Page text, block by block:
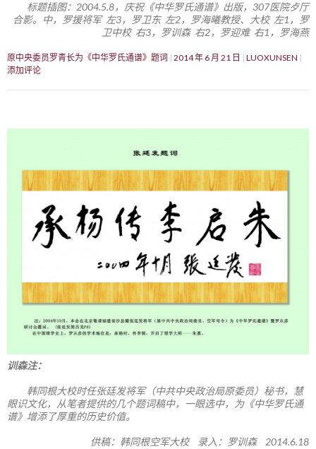
标题插图：2004.5.8，庆祝《中华罗氏通谱》出版，307医院歺厅
合影。中，罗援将军 左3，罗卫东 左2，罗海曦教授、大校 左1，罗
卫中校 右3，罗训森 右2，罗迎难 右1，罗海燕
原中央委员罗青长为《中华罗氏通谱》题词 2014 年 6 月 21 日
LUOXUNSEN
添加评论
训森注：
韩同根大校时任张廷发将军（中共中央政治局原委员）秘书，慧
眼识文化，从笔者提供的几个题词稿中，一眼选中，为《中华罗氏通
谱》增添了厚重的历史价值。
供稿：韩同根空军大校 录入：罗训森 2014.6.18